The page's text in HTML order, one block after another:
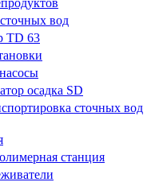
вод
TD 63
осадка SD
сточных вод
станция